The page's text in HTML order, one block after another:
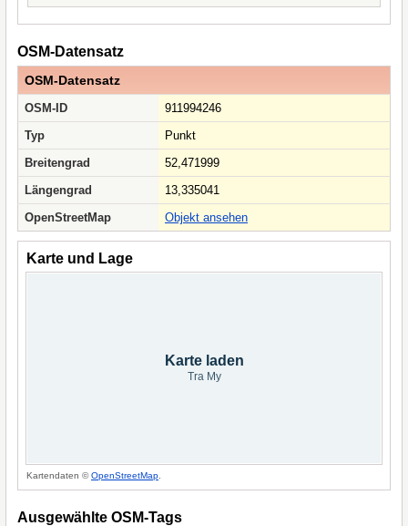
OSM-Datensatz
OSM-Datensatz
OSM-ID
911994246
Typ
Punkt
Breitengrad
52,471999
Längengrad
13,335041
OpenStreetMap
Objekt ansehen
Karte und Lage
Karte laden
Tra My
Kartendaten ©OpenStreetMap
Ausgewählte OSM-Tags